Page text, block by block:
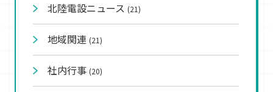
北陸電設ニュース (21)
地域関連 (21)
社内行事 (20)